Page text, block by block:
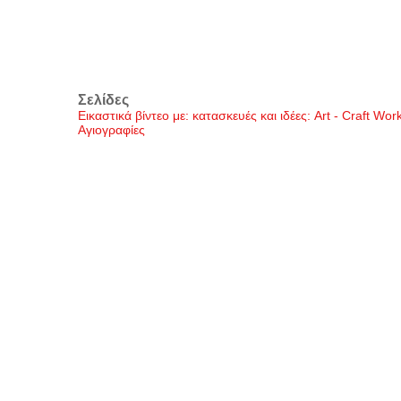
Σελίδες
Εικαστικά βίντεο με: κατασκευές και ιδέες: Art - Craft
Αγιογραφίες